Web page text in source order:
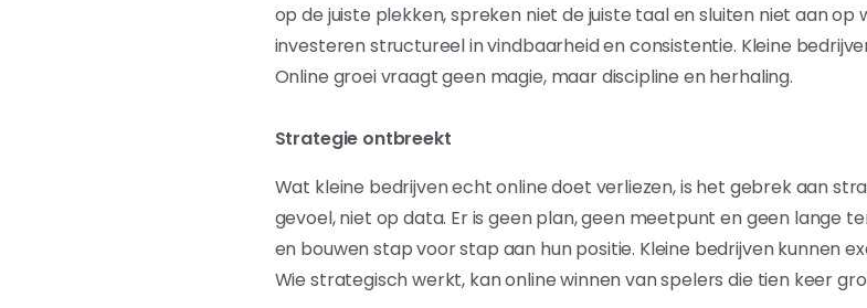
op de juiste plekken, spreken niet de juiste taal en sluiten niet aan
investeren structureel in vindbaarheid en consistentie. Kleine
Online groei vraagt geen magie, maar discipline en herhaling.
Strategie ontbreekt
Wat kleine bedrijven echt online doet verliezen, is het gebrek aan
gevoel, niet op data. Er is geen plan, geen meetpunt en geen lange
en bouwen stap voor stap aan hun positie. Kleine bedrijven kunnen
Wie strategisch werkt, kan online winnen van spelers die tien keer